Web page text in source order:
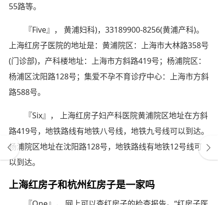
55路等。
『Five』， 黄浦妇科)，33189900-8256(黄浦产科)。
上海红房子医院的地址是：黄浦院区：上海市大林路358号
(门诊部)，产科楼地址：上海市方斜路419号；杨浦院区：
杨浦区沈阳路128号；集爱不孕不育诊疗中心：上海市方斜
路588号。
『Six』， 上海红房子妇产科医院黄浦院区地址在方斜
路419号，地铁路线有地铁八号线，地铁九号线可以到达。
杨浦院区地址在沈阳路128号，地铁路线有地铁12号线可
以到达。
上海红房子和杭州红房子是一家吗